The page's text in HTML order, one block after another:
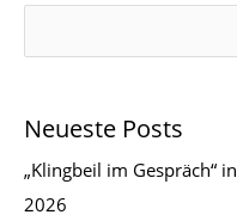
Neueste Posts
„Klingbeil im Gespräch“
2026